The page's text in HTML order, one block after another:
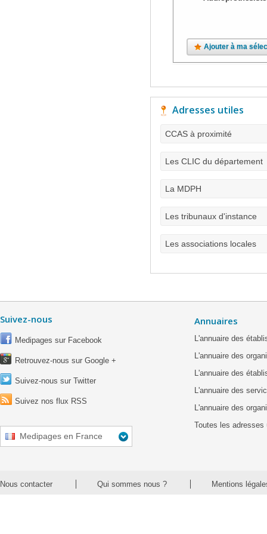
Ajouter à ma
Adresses utiles
CCAS à proximité
Les CLIC du département
La MDPH
Les tribunaux d'instance
Les associations locales
Suivez-nous
Medipages sur Facebook
Retrouvez-nous sur Google +
Suivez-nous sur Twitter
Suivez nos flux RSS
Medipages en France
Annuaires
L'annuaire des
L'annuaire des
L'annuaire des
L'annuaire des
L'annuaire des
Toutes les adresses
Nous contacter Qui sommes nous ? Mentions